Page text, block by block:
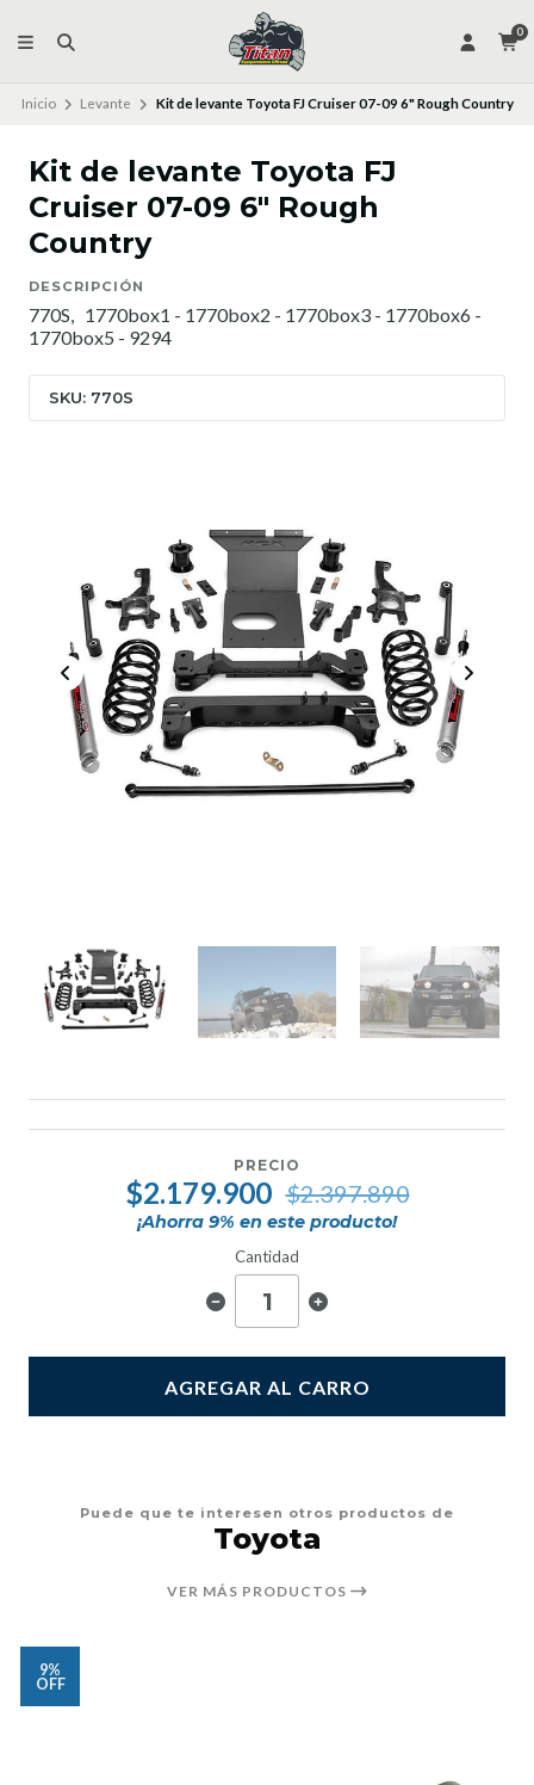
0
Inicio Levante Kit de levante Toyota FJ Cruiser 07-09 6" Rough Country
Kit de levante Toyota FJ
Cruiser 07-09 6" Rough
Country
DESCRIPCIÓN
770S, 1770box1 - 1770box2 - 1770box3 - 1770box6 -
1770box5 - 9294
SKU: 770S
PRECIO
$2.179.900 $2.397.890
¡Ahorra 9% en este producto!
Cantidad
AGREGAR AL CARRO
Puede que te interesen otros productos de
Toyota
VER MÁS PRODUCTOS
9%
OFF